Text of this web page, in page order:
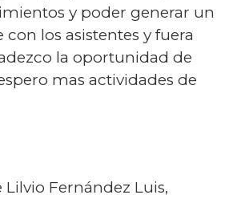
y poder generar un
los asistentes y fuera
la oportunidad de
mas actividades de
Fernández Luis,